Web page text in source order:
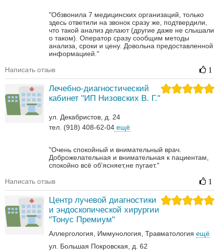
"Обзвонила 7 медицинских организаций, только
здесь ответили на звонок сразу же, подтвердили,
что такой анализ делают (другие даже не слышали
о таком). Оператор сразу сообщим методы
анализа, сроки и цену. Довольна предоставленной
информацией."
Написать отзыв 1
Лечебно-диагностический
кабинет "ИП Низовских В. Г."
ул. Декабристов, д. 24
тел. (918) 408-62-04 ещё
"Очень спокойный и внимательный врач.
Доброжелательная и внимательная к пациентам,
спокойно всё об'ясняет,не пугает."
Написать отзыв 1
Центр лучевой диагностики
и эндоскопической хирургии
"Тонус Премиум"
Аллергология Иммунология Травматология ещё
ул. Большая Покровская, д. 62